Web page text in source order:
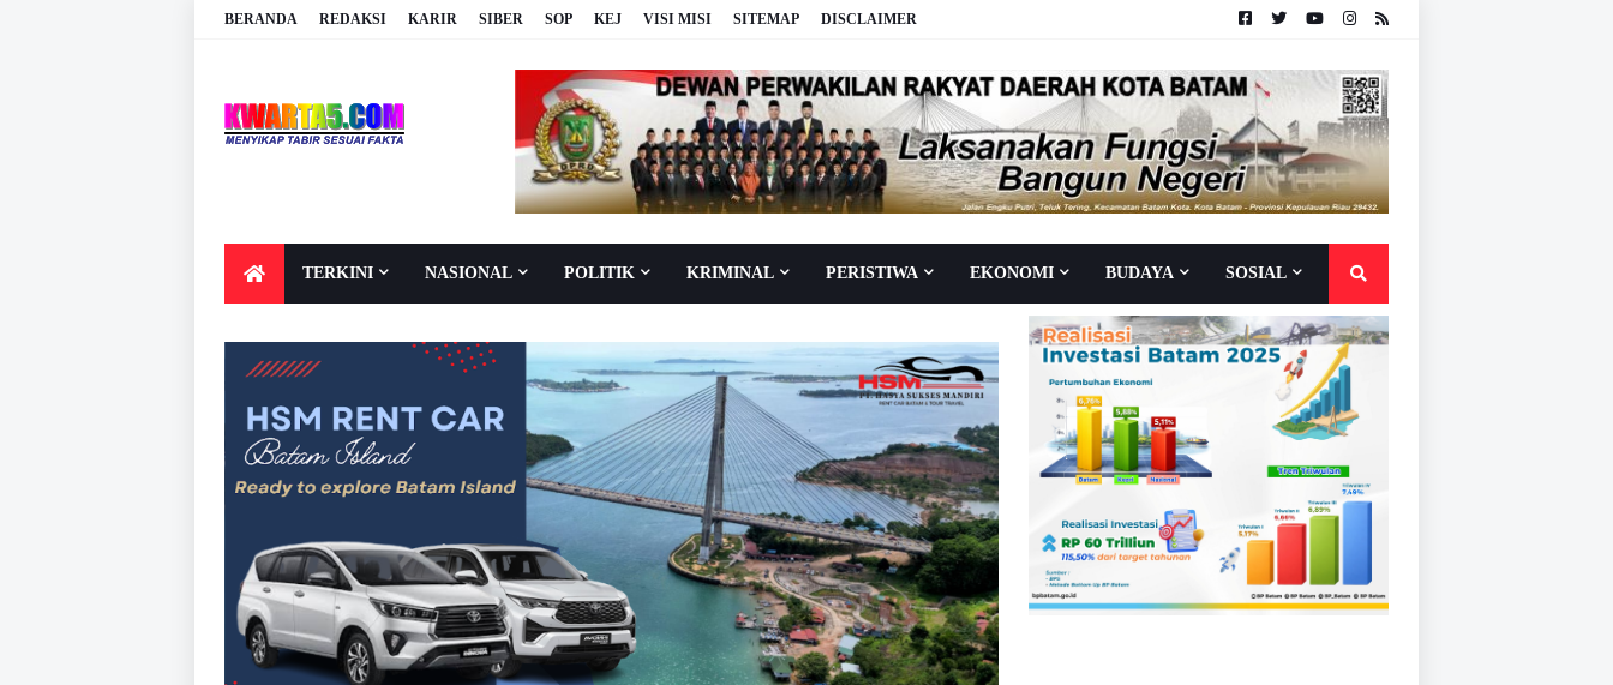
BERANDA REDAKSI KARIR SIBER SOP KEJ VISI MISI SITEMAP DISCLAIMER
TERKINI NASIONAL POLITIK KRIMINAL PERISTIWA EKONOMI BUDAYA SOSIAL